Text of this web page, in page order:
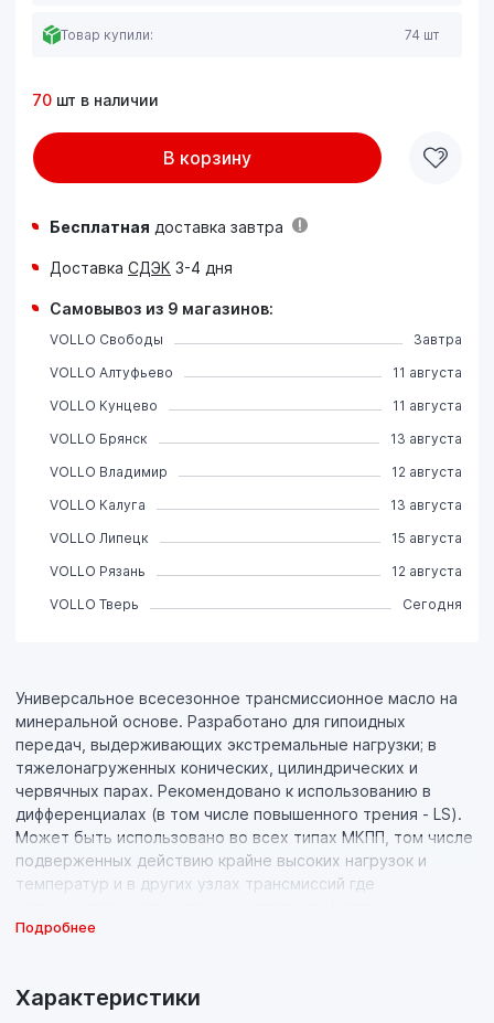
Универсальное всесезонное трансмисcионное масло на
минеральной основе. Разработано для гипоидных
передач, выдерживающих экстремальные нагрузки; в
тяжелонагруженных конических, цилиндрических и
червячных парах. Рекомендовано к использованию в
дифференциалах (в том числе повышенного трения - LS).
Может быть использовано во всех типах МКПП, том числе
подверженных действию крайне высоких нагрузок и
температур и в других узлах трансмиссий где
нагрузки.
- Уникальная основа высочайшего качества, обладающая
Подробнее
Характеристики
Товар купили: 74 шт
70 шт в наличии
В корзину
Бесплатная доставка завтра
Доставка СДЭК 3-4 дня
Самовывоз из 9 магазинов:
VOLLO Свободы
Завтра
VOLLO Алтуфьево
11 августа
VOLLO Кунцево
11 августа
VOLLO Брянск
13 августа
VOLLO Владимир
12 августа
VOLLO Калуга
13 августа
VOLLO Липецк
15 августа
VOLLO Рязань
12 августа
VOLLO Тверь
Сегодня